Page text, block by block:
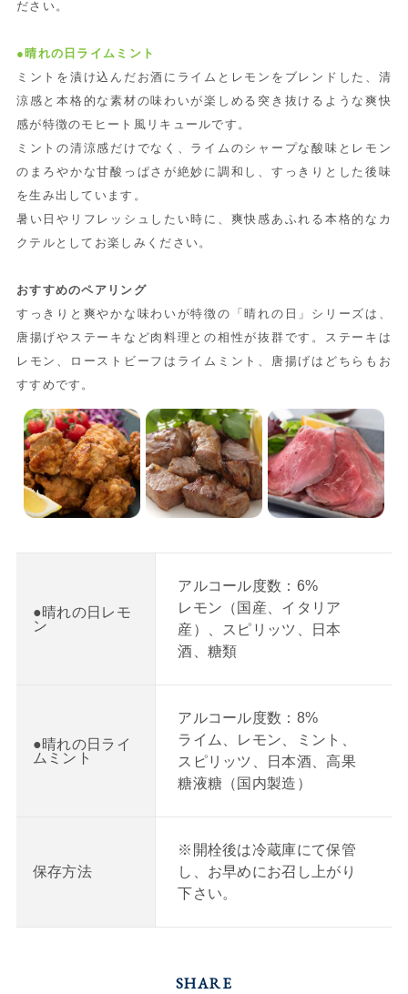
ださい。
●晴れの日ライムミント
ミントを漬け込んだお酒にライムとレモンをブレンドした、清
涼感と本格的な素材の味わいが楽しめる突き抜けるような爽快
感が特徴のモヒート風リキュールです。
ミントの清涼感だけでなく、ライムのシャープな酸味とレモン
のまろやかな甘酸っぱさが絶妙に調和し、すっきりとした後味
を生み出しています。
暑い日やリフレッシュしたい時に、爽快感あふれる本格的なカ
クテルとしてお楽しみください。
おすすめのペアリング
すっきりと爽やかな味わいが特徴の「晴れの日」シリーズは、
唐揚げやステーキなど肉料理との相性が抜群です。ステーキは
レモン、ローストビーフはライムミント、唐揚げはどちらもお
すすめです。
●晴れの日レモ
ン
アルコール度数：6%
レモン（国産、イタリア
産）、スピリッツ、日本
酒、糖類
●晴れの日ライ
ムミント
アルコール度数：8%
ライム、レモン、ミント、
スピリッツ、日本酒、高果
糖液糖（国内製造）
保存方法
※開栓後は冷蔵庫にて保管
し、お早めにお召し上がり
下さい。
SHARE